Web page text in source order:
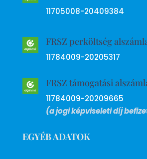
11705008-20409384
FRSZ perköltség
11784009-20205317
FRSZ támogatási
11784009-20209665
(a jogi képviseleti díj
EGYÉB ADATOK